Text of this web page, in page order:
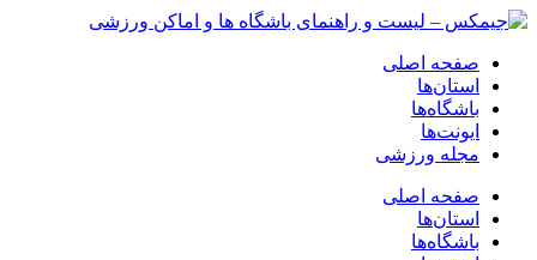
صفحه اصلی
استان‌ها
باشگاه‌ها
ایونت‌ها
مجله ورزشی
صفحه اصلی
استان‌ها
باشگاه‌ها